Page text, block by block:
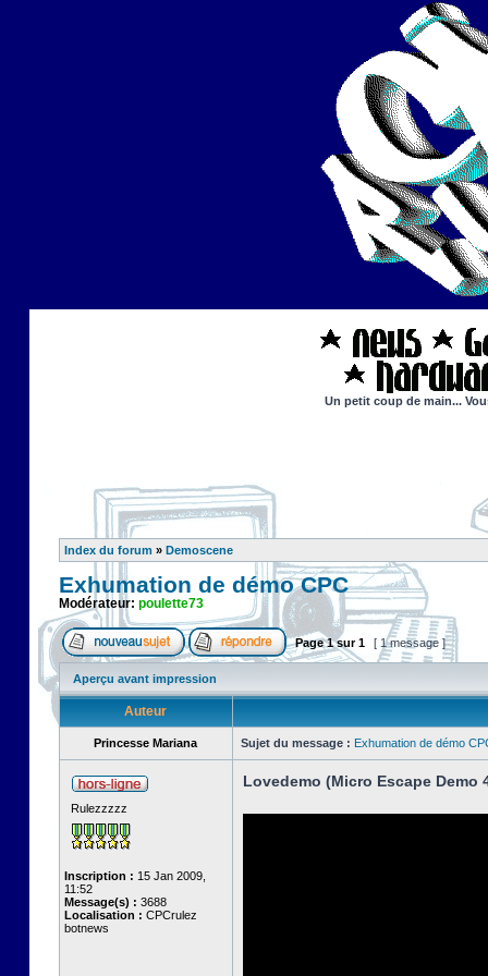
Un petit coup de main...
Index du forum » Demoscene
Exhumation de démo CPC
Modérateur: poulette73
Page1sur1 [ 1 message ]
Aperçu avant impression
Auteur
Princesse Mariana Sujet du message : Exhumation de démo
Rulezzzzz
Inscription : 15 Jan 2009,
11:52
Message(s) : 3688
Localisation : CPCrulez
botnews
Lovedemo (Micro Escape Demo